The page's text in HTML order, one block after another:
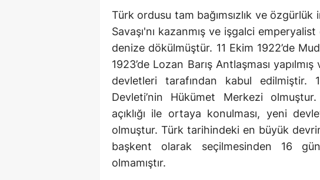
Türk ordusu tam bağımsızlık ve
Savaşı'nı kazanmış ve işgalci
denize dökülmüştür. 11 Ekim 1922’de
1923’de Lozan Barış Antlaşması yapılmış
devletleri tarafından kabul edilmiştir.
Devleti’nin Hükümet Merkezi
açıklığı ile ortaya konulması, yeni
olmuştur. Türk tarihindeki en büyük
başkent olarak seçilmesinden 16
olmamıştır.